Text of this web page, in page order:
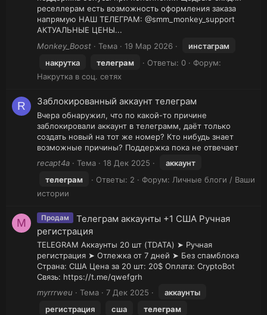
реселлерам есть возможность оформления заказа
напрямую НАШ ТЕЛЕГРАМ: @smm_monkey_support
АКТУАЛЬНЫЕ ЦЕНЫ...
Monkey_Boost
Тема 19 Мар 2026
инстаграм
накрутка
телеграм Ответы: 0
Форум:
Накрутка в соц. сетях
R Заблокированный аккаунт телеграм
Вчера обнаружил, что по какой-то причине
заблокировали аккаунт в телеграмм, даёт только
создать новый на тот же номер? Кто нибудь знает
возможные причины? Поддержка пока не отвечает
recapt4a
Тема 18 Дек 2025
аккаунт
телеграм
Ответы: 2 Форум: Личные блоги / Ваши
истории
M Продам
Телеграм аккаунты +1 США Ручная
регистрация
TELEGRAM Аккаунты 20 шт (TDATA) ➤ Ручная
регистрация ➤ Отлежка от 7 дней ➤ Без спамблока
Страна: США Цена за 20 шт: 20$ Оплата: CryptoBot
Связь: https://t.me/qwefgrh
myrrrweu
Тема 7 Дек 2025
аккаунты
регистрация
сша
телеграм